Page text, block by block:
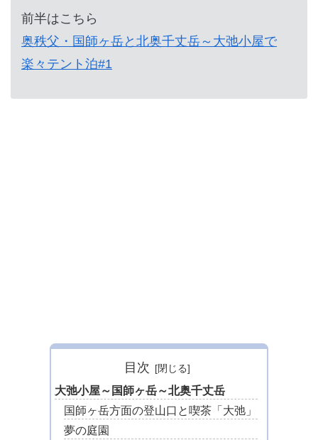
前半はこちら
奥秩父・国師ヶ岳と北奥千丈岳～大弛小屋で
楽々テント泊#1
目次
大弛小屋～国師ヶ岳～北奥千丈岳
国師ヶ岳方面の登山口と喫茶「大弛」
夢の庭園